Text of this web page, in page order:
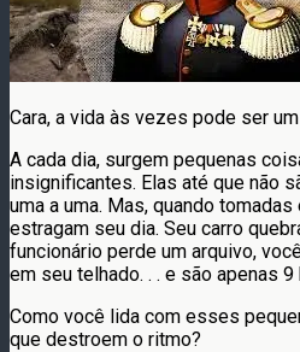
Cara, a vida às vezes pode ser
A cada dia, surgem pequenas
insignificantes. Elas até que não
uma a uma. Mas, quando
estragam seu dia. Seu carro
funcionário perde um arquivo,
em seu telhado. . . e são apenas 9
Como você lida com esses
que destroem o ritmo?